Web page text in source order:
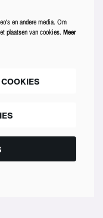
en andere media. Om
plaatsen van cookies. Meer